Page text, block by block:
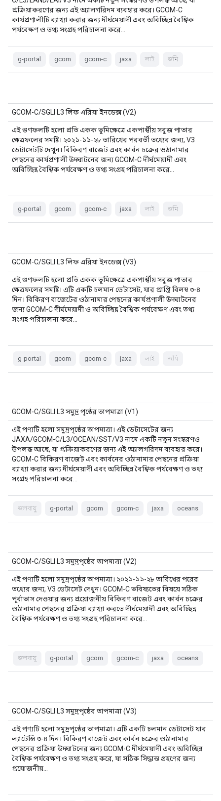
প্রক্রিয়াকরণের জন্য এই অ্যালগরিদম ব্যবহার করে। GCOM-C
কার্যপ্রণালীটি ব্যাখ্যা করার জন্য দীর্ঘমেয়াদী এবং অবিচ্ছিন্ন বৈশ্বিক
পর্যবেক্ষণ ও তথ্য সংগ্রহ পরিচালনা করে…
g-portal gcom gcom-c jaxa লাই জমি
GCOM-C/SGLI L3 লিফ এরিয়া ইনডেক্স (V2)
এই গুণফলটি হলো প্রতি একক ভূমিক্ষেত্রে একপার্শ্বীয় সবুজ পাতার
ক্ষেত্রফলের সমষ্টি। ২০২১-১১-২৮ তারিখের পরবর্তী তথ্যের জন্য, V3
ডেটাসেটটি দেখুন। বিকিরণ বাজেট এবং কার্বন চক্রের ওঠানামার
পেছনের কার্যপ্রণালী উদ্ঘাটনের জন্য GCOM-C দীর্ঘমেয়াদী এবং
অবিচ্ছিন্ন বৈশ্বিক পর্যবেক্ষণ ও তথ্য সংগ্রহ পরিচালনা করে…
g-portal gcom gcom-c jaxa লাই জমি
GCOM-C/SGLI L3 লিফ এরিয়া ইনডেক্স (V3)
এই গুণফলটি হলো প্রতি একক ভূমিক্ষেত্রে একপার্শ্বীয় সবুজ পাতার
ক্ষেত্রফলের সমষ্টি। এটি একটি চলমান ডেটাসেট, যার প্রাপ্তি বিলম্ব ৩-৪
দিন। বিকিরণ বাজেটের ওঠানামার পেছনের কার্যপ্রণালী উদ্ঘাটনের
জন্য GCOM-C দীর্ঘমেয়াদী ও অবিচ্ছিন্ন বৈশ্বিক পর্যবেক্ষণ এবং তথ্য
সংগ্রহ পরিচালনা করে…
g-portal gcom gcom-c jaxa লাই জমি
GCOM-C/SGLI L3 সমুদ্র পৃষ্ঠের তাপমাত্রা (V1)
এই পণ্যটি হলো সমুদ্রপৃষ্ঠের তাপমাত্রা। এই ডেটাসেটের জন্য
JAXA/GCOM-C/L3/OCEAN/SST/V3 নামে একটি নতুন সংস্করণও
উপলব্ধ আছে, যা প্রক্রিয়াকরণের জন্য এই অ্যালগরিদম ব্যবহার করে।
GCOM-C বিকিরণ বাজেট এবং কার্বনের ওঠানামার পেছনের প্রক্রিয়া
ব্যাখ্যা করার জন্য দীর্ঘমেয়াদী এবং অবিচ্ছিন্ন বৈশ্বিক পর্যবেক্ষণ ও তথ্য
সংগ্রহ পরিচালনা করে…
জলবায়ু g-portal gcom gcom-c jaxa oceans
GCOM-C/SGLI L3 সমুদ্রপৃষ্ঠের তাপমাত্রা (V2)
এই পণ্যটি হলো সমুদ্রপৃষ্ঠের তাপমাত্রা। ২০২১-১১-২৮ তারিখের পরের
তথ্যের জন্য, V3 ডেটাসেট দেখুন। GCOM-C ভবিষ্যতের বিষয়ে সঠিক
পূর্বাভাস দেওয়ার জন্য প্রয়োজনীয় বিকিরণ বাজেট এবং কার্বন চক্রের
ওঠানামার পেছনের প্রক্রিয়া ব্যাখ্যা করতে দীর্ঘমেয়াদী এবং অবিচ্ছিন্ন
বৈশ্বিক পর্যবেক্ষণ ও তথ্য সংগ্রহ পরিচালনা করে…
জলবায়ু g-portal gcom gcom-c jaxa oceans
GCOM-C/SGLI L3 সমুদ্রপৃষ্ঠের তাপমাত্রা (V3)
এই পণ্যটি হলো সমুদ্রপৃষ্ঠের তাপমাত্রা। এটি একটি চলমান ডেটাসেট যার
ল্যাটেন্সি ৩-৪ দিন। বিকিরণ বাজেট এবং কার্বন চক্রের ওঠানামার
পেছনের প্রক্রিয়া উদ্ঘাটনের জন্য GCOM-C দীর্ঘমেয়াদী এবং অবিচ্ছিন্ন
বৈশ্বিক পর্যবেক্ষণ ও তথ্য সংগ্রহ করে, যা সঠিক সিদ্ধান্ত গ্রহণের জন্য
প্রয়োজনীয়…